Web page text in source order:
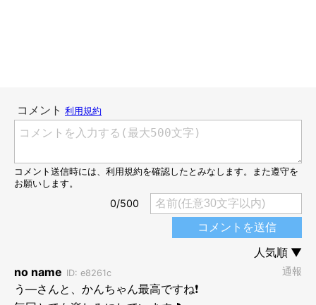
たまに、うずらさんの氷を作り忘れることがあるのですが、それ
はもう、かなり焦ります。。。